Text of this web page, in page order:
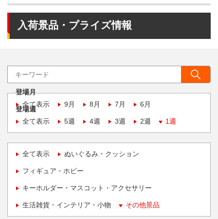
入荷景品・プライズ情報
登場月
全て表示
9月 8月 7月 6月
登場週
全て表示
5週 4週 3週 2週 1週
全て表示 ぬいぐるみ・クッション
フィギュア・ホビー
キーホルダー・マスコット・アクセサリー
生活雑貨・インテリア・小物 その他景品